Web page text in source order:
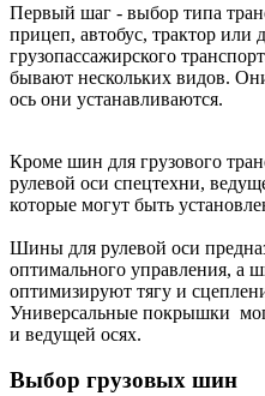
Первый шаг - выбор типа
прицеп, автобус, трактор или
грузопассажирского
бывают нескольких видов.
ось они устанавливаются.
Кроме шин для грузового
рулевой оси спецтехни,
которые могут быть
Шины для рулевой оси
оптимального управления, а
оптимизируют тягу и
Универсальные покрышки
и ведущей осях.
Выбор грузовых шин